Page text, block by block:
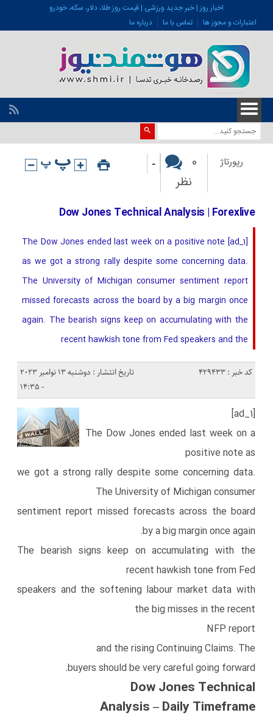
اخبار روز | خبر جدید ورزشی | قیمت روز طلا، دلار، سکه، خودرو
اعتبارات و مجوز ها
تماس با ما درباره ما
رپورتاژ
0
نظر
-
Dow Jones Technical Analysis | Forexlive
[ad_1] The Dow Jones ended last week on a positive note
as we got a strong rally despite some concerning data.
The University of Michigan consumer sentiment report
missed forecasts across the board by a big margin once
again. The bearish signs keep on accumulating with the
recent hawkish tone from Fed speakers and the
کد خبر : 429433
تاریخ انتشار : دوشنبه 13 نوامبر 2023
- 14:35
[ad_1]
The Dow Jones ended last week on a
positive note as
we got a strong rally despite some concerning data.
The University of Michigan consumer
sentiment report missed forecasts across the board
by a big margin once again.
The bearish signs keep on accumulating with the
recent hawkish tone from Fed
speakers and the softening labour market data with
the big misses in the recent
NFP report
and the rising Continuing Claims. The
buyers should be very careful going forward.
Dow Jones Technical
Analysis – Daily Timeframe